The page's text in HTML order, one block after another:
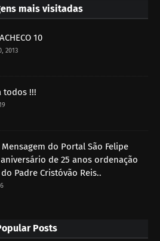
mais visitadas
10
2013
todos !!!
Mensagem do Portal São Felipe
de 25 anos ordenação
Padre Cristóvão Reis..
Posts